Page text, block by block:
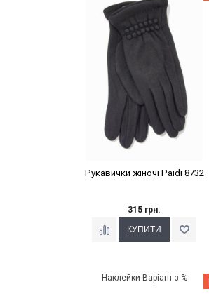
Рукавички жіночі Paidi 8732
315 грн.
Наклейки Варіант з %